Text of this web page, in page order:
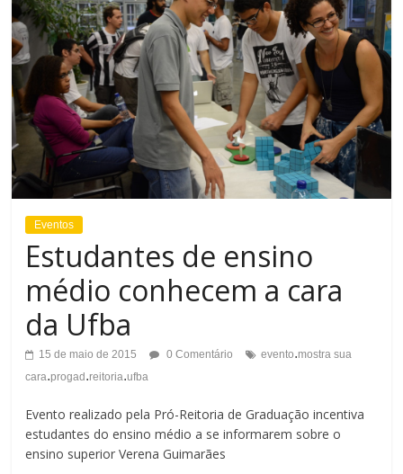
Eventos
Estudantes de ensino
médio conhecem a cara
da Ufba
15 de maio de 2015 0 Comentário evento.mostra sua
cara.progad.reitoria.ufba
Evento realizado pela Pró-Reitoria de Graduação incentiva
estudantes do ensino médio a se informarem sobre o
ensino superior Verena Guimarães